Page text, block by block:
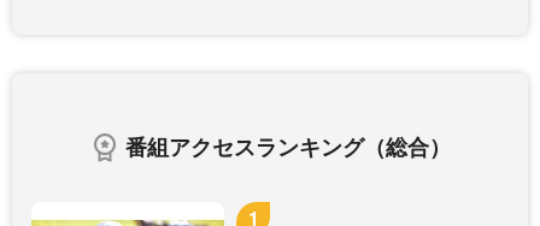
番組アクセスランキング（総合）